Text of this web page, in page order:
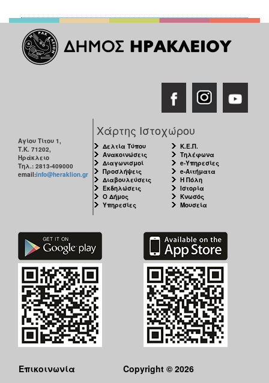
Αγίου Τίτου 1,
Τ.Κ. 71202,
Ηράκλειο
Τηλ.: 2813-409000
email:info@heraklion.gr
Χάρτης Ιστοχώρου
Δελτία Τύπου
Ανακοινώσεις
Διαγωνισμοί
Προσλήψεις
Διαβουλεύσεις
Εκδηλώσεις
Ο Δήμος
Υπηρεσίες
Κ.Ε.Π.
Τηλέφωνα
e-Υπηρεσίες
e-Αιτήματα
Η Πόλη
Ιστορία
Κνωσός
Μουσεία
Επικοινωνία Copyright © 2026